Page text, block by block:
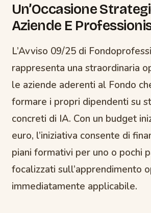
Un’Occasione
Aziende E
L’Avviso 09/25 di
rappresenta una straordinaria
le aziende aderenti al Fondo
formare i propri dipendenti su
concreti di IA. Con un budget
euro, l’iniziativa consente di
piani formativi per uno o pochi
focalizzati sull’apprendimento
immediatamente applicabile.